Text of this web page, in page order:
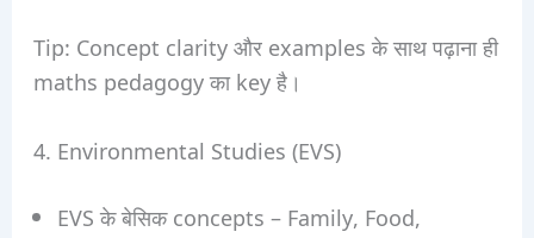
Tip: Concept clarity और examples के साथ पढ़ाना ही
maths pedagogy का key है।
4. Environmental Studies (EVS)
EVS के बेसिक concepts – Family, Food,